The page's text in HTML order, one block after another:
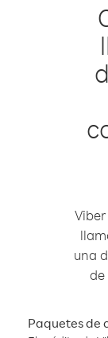
una
Paquetes de